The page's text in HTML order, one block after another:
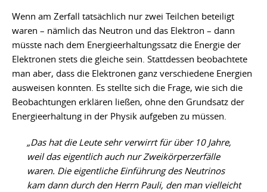
Wenn am Zerfall tatsächlich nur zwei Teilchen beteiligt
waren – nämlich das Neutron und das Elektron – dann
müsste nach dem Energieerhaltungssatz die Energie der
Elektronen stets die gleiche sein. Stattdessen beobachtete
man aber, dass die Elektronen ganz verschiedene Energien
ausweisen konnten. Es stellte sich die Frage, wie sich die
Beobachtungen erklären ließen, ohne den Grundsatz der
Energieerhaltung in der Physik aufgeben zu müssen.
„Das hat die Leute sehr verwirrt für über 10 Jahre,
weil das eigentlich auch nur Zweikörperzerfälle
waren. Die eigentliche Einführung des Neutrinos
kam dann durch den Herrn Pauli, den man vielleicht